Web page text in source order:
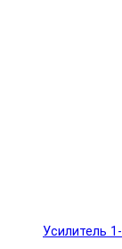
Усилитель